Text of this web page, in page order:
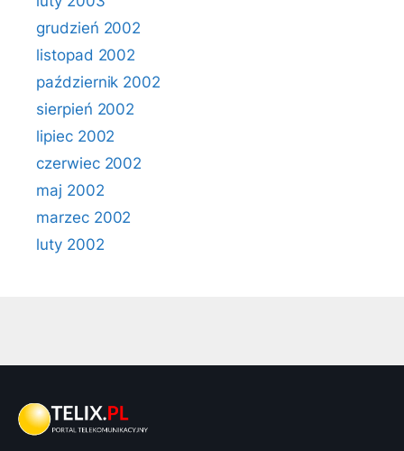
grudzień 2002
listopad 2002
październik 2002
sierpień 2002
lipiec 2002
czerwiec 2002
maj 2002
marzec 2002
luty 2002